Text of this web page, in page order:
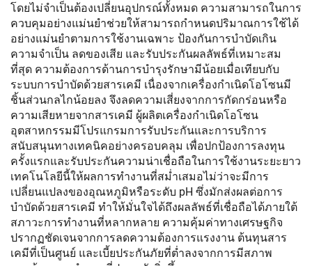
โดยไม่จำเป็นต้องเปลี่ยนอุปกรณ์ทั้งหมด ความสามารถในการ
ควบคุมอย่างแม่นยำช่วยให้สามารถกำหนดปริมาณการใช้ได้
อย่างแม่นยำตามการใช้งานเฉพาะ ป้องกันการบำบัดเกิน
ความจำเป็น ลดของเสีย และรับประกันผลลัพธ์ที่เหมาะสม
ที่สุด ความต้องการด้านการบำรุงรักษามีน้อยเมื่อเทียบกับ
ระบบการบำบัดด้วยสารเคมี เนื่องจากเครื่องกำเนิดโอโซนมี
ชิ้นส่วนกลไกน้อยลง จึงลดความเสี่ยงจากการกัดกร่อนหรือ
ความเสียหายจากสารเคมี ผู้ผลิตเครื่องกำเนิดโอโซน
อุตสาหกรรมมีโปรแกรมการรับประกันและการบริการ
สนับสนุนทางเทคนิคอย่างครอบคลุม เพื่อปกป้องการลงทุน
ครั้งแรกและรับประกันความน่าเชื่อถือในการใช้งานระยะยาว
เทคโนโลยีนี้ให้ผลการทำงานที่สม่ำเสมอไม่ว่าจะมีการ
เปลี่ยนแปลงของอุณหภูมิหรือระดับ pH ซึ่งมักส่งผลต่อการ
บำบัดด้วยสารเคมี ทำให้มั่นใจได้ถึงผลลัพธ์ที่เชื่อถือได้ภายใต้
สภาวะการทำงานที่หลากหลาย ความคุ้มค่าทางเศรษฐกิจ
ปรากฏชัดเจนจากการลดความต้องการแรงงาน ต้นทุนสาร
เคมีที่เป็นศูนย์ และเบี้ยประกันภัยที่ต่ำลงจากการมีสภาพ